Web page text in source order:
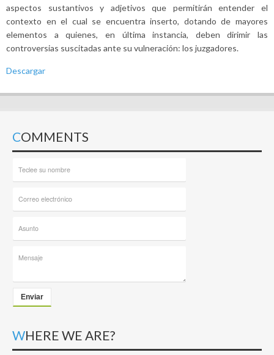
aspectos sustantivos y adjetivos que permitirán entender el
contexto en el cual se encuentra inserto, dotando de mayores
elementos a quienes, en última instancia, deben dirimir las
controversias suscitadas ante su vulneración: los juzgadores.
Descargar
COMMENTS
Enviar
WHERE WE ARE?